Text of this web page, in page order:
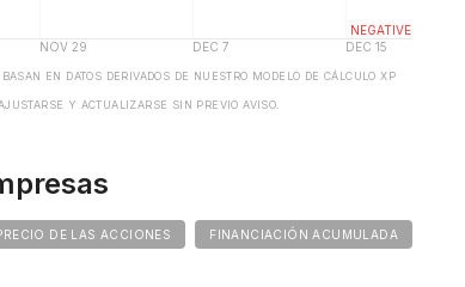
EN DATOS DERIVADOS DE NUESTRO MODELO DE CÁLCULO XP
Y ACTUALIZARSE SIN PREVIO AVISO.
DE LAS ACCIONES FINANCIACIÓN ACUMULADA